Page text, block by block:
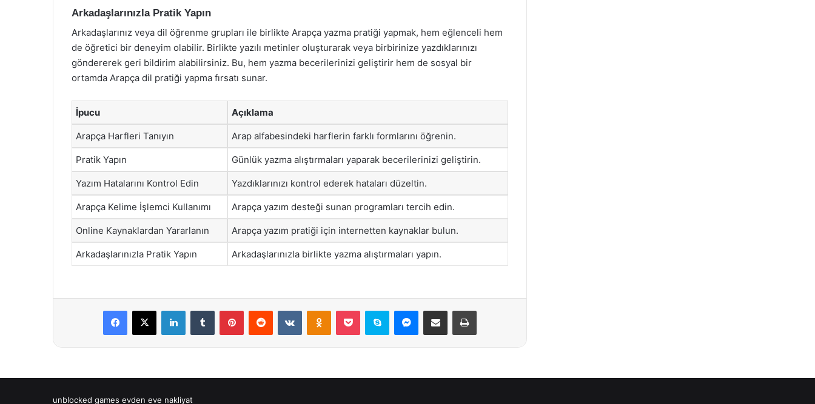
Arkadaşlarınızla Pratik Yapın
Arkadaşlarınız veya dil öğrenme grupları ile birlikte Arapça yazma pratiği yapmak, hem eğlenceli hem
de öğretici bir deneyim olabilir. Birlikte yazılı metinler oluşturarak veya birbirinize yazdıklarınızı
göndererek geri bildirim alabilirsiniz. Bu, hem yazma becerilerinizi geliştirir hem de sosyal bir
ortamda Arapça dil pratiği yapma fırsatı sunar.
İpucu Açıklama
Arapça Harfleri Tanıyın Arap alfabesindeki harflerin farklı formlarını öğrenin.
Pratik Yapın Günlük yazma alıştırmaları yaparak becerilerinizi geliştirin.
Yazım Hatalarını Kontrol Edin Yazdıklarınızı kontrol ederek hataları düzeltin.
Arapça Kelime İşlemci Kullanımı Arapça yazım desteği sunan programları tercih edin.
Online Kaynaklardan Yararlanın Arapça yazım pratiği için internetten kaynaklar bulun.
Arkadaşlarınızla Pratik Yapın Arkadaşlarınızla birlikte yazma alıştırmaları yapın.
Facebook
X LinkedInTumblr PinterestReddit VKontakteOdnoklassniki
Pocket Skype Messenger
E-Posta ile paylaş Yazdır
unblocked games evden eve nakliyat